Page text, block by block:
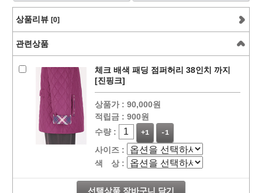
상품리뷰 [0]
관련상품
체크 배색 패딩 점퍼허리 38인치 까지
[진핑크]
상품가 : 90,000원
적립금 : 900원
수량 :
+1 -1
사이즈 :
색 상 :
선택상품 장바구니 담기